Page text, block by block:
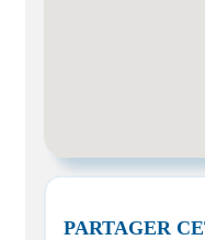
PARTAGER